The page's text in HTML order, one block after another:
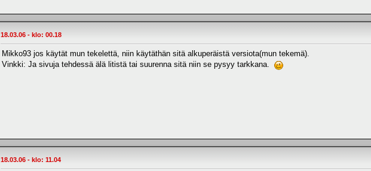
18.03.06 - klo: 00.18
Mikko93 jos käytät mun tekelettä, niin käytäthän sitä alkuperäistä versiota(mun tekemä).
Vinkki: Ja sivuja tehdessä älä litistä tai suurenna sitä niin se pysyy tarkkana.
18.03.06 - klo: 11.04